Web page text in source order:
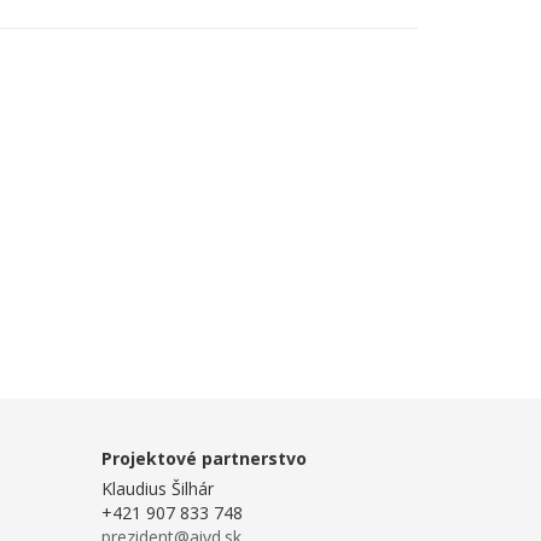
Projektové partnerstvo
Klaudius Šilhár
+421 907 833 748